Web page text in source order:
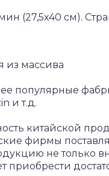
(27,5х40 см).
из массива
популярные
и т.д.
китайской
фирмы
не только
приобрести